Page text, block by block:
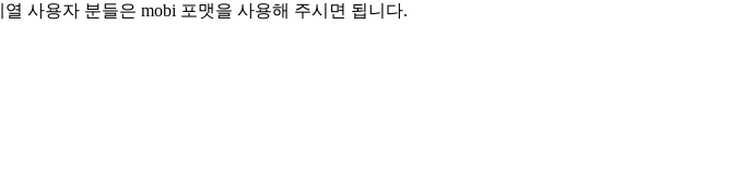
사용자 분들은 mobi 포맷을 사용해 주시면 됩니다.